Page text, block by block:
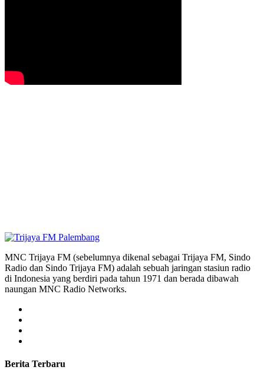
MNC Trijaya FM (sebelumnya dikenal sebagai Trijaya FM, Sindo
Radio dan Sindo Trijaya FM) adalah sebuah jaringan stasiun radio
di Indonesia yang berdiri pada tahun 1971 dan berada dibawah
naungan MNC Radio Networks.
Berita Terbaru